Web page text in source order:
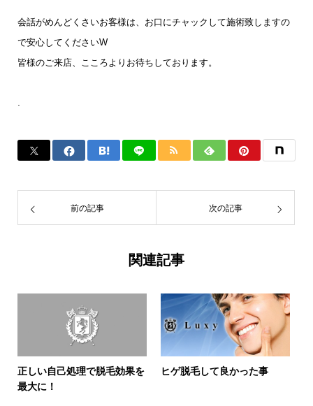
会話がめんどくさいお客様は、お口にチャックして施術致しますの
で安心してくださいW
皆様のご来店、こころよりお待ちしております。
前の記事 次の記事
関連記事
正しい自己処理で脱毛効果を
最大に！
ヒゲ脱毛して良かった事